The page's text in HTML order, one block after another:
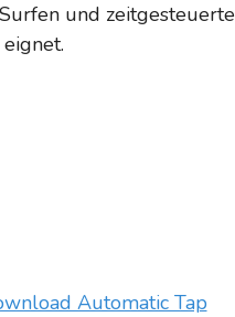
und zeitgesteuerte
Automatic Tap